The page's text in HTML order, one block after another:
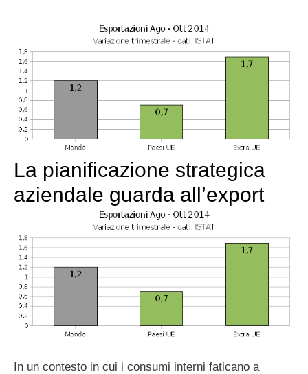
La pianificazione strategica
aziendale guarda all’export
In un contesto in cui i consumi interni faticano a